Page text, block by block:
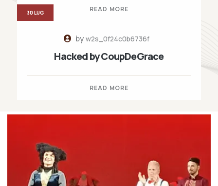
READ MORE
byw2s_0f24c0b6736f
Hacked by CoupDeGrace
READ MORE
30 LUG